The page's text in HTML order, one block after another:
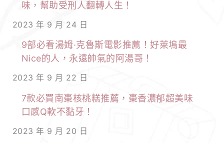
味，幫助受刑人翻轉人生！
2023 年 9 月 24 日
9部必看湯姆·克魯斯電影推薦！好萊塢最
Nice的人，永遠帥氣的阿湯哥！
2023 年 9 月 22 日
7款必買南棗核桃糕推薦，棗香濃郁超美味
口感Q軟不黏牙！
2023 年 9 月 20 日